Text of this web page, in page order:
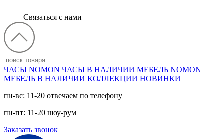
Связаться с нами
ЧАСЫ NOMON ЧАСЫ В НАЛИЧИИ МЕБЕЛЬ NOMON
МЕБЕЛЬ В НАЛИЧИИ КОЛЛЕКЦИИ НОВИНКИ
пн-вс: 11-20 отвечаем по телефону
пн-пт: 11-20 шоу-рум
Заказать звонок